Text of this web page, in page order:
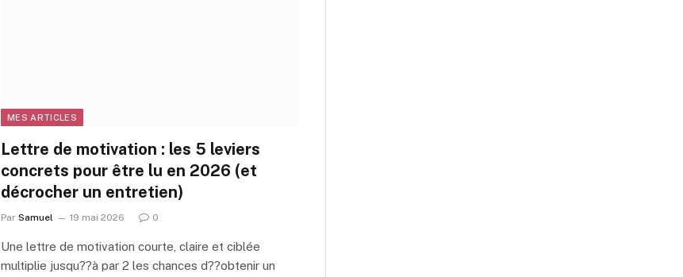
MES ARTICLES
Lettre de motivation : les 5 leviers
concrets pour être lu en 2026 (et
décrocher un entretien)
Par Samuel 19 mai 2026 0
Une lettre de motivation courte, claire et ciblée
multiplie jusqu??à par 2 les chances d??obtenir un